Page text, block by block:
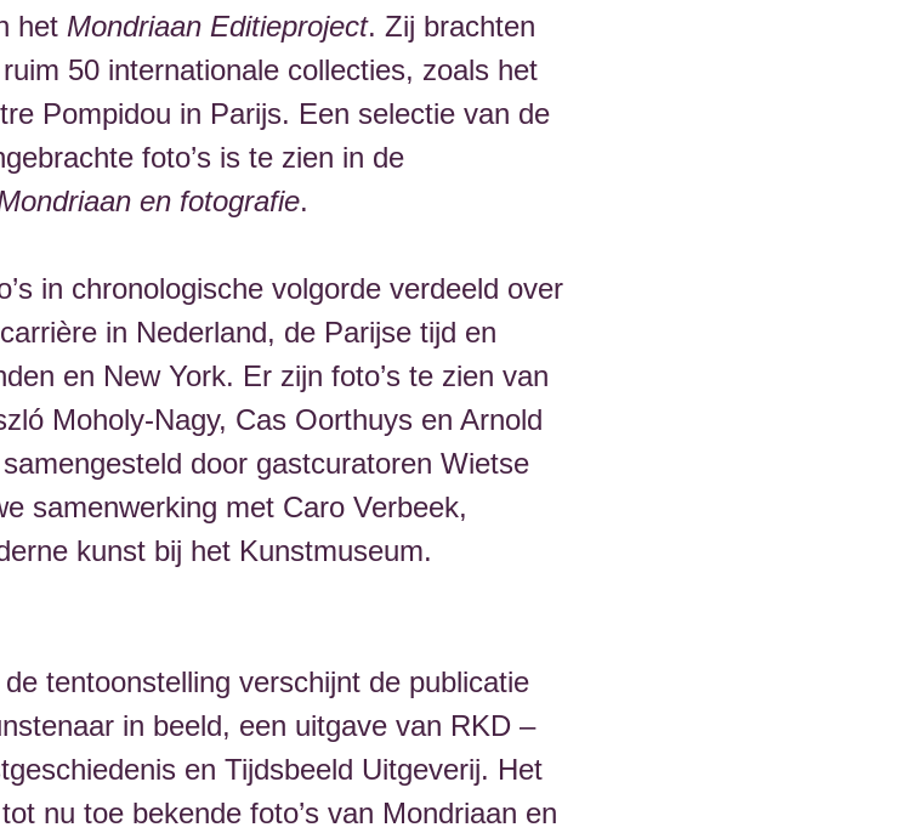
het Mondriaan Editieproject. Zij brachten
50 internationale collecties, zoals het
Pompidou in Parijs. Een selectie van de
foto’s is te zien in de
en fotografie.
in chronologische volgorde verdeeld over
in Nederland, de Parijse tijd en
en New York. Er zijn foto’s te zien van
Moholy-Nagy, Cas Oorthuys en Arnold
door gastcuratoren Wietse
samenwerking met Caro Verbeek,
kunst bij het Kunstmuseum.
tentoonstelling verschijnt de publicatie
in beeld, een uitgave van RKD –
en Tijdsbeeld Uitgeverij. Het
nu toe bekende foto’s van Mondriaan en